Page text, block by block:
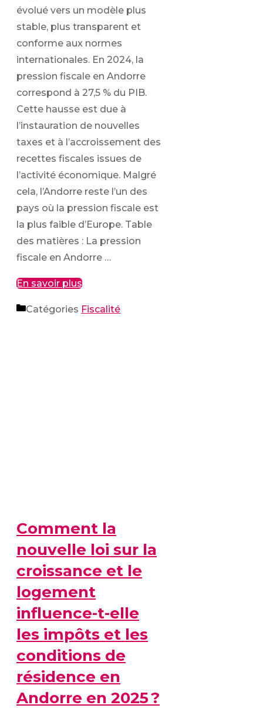
évolué vers un modèle plus
stable, plus transparent et
conforme aux normes
internationales. En 2024, la
pression fiscale en Andorre
correspond à 27,5 % du PIB.
Cette hausse est due à
l’instauration de nouvelles
taxes et à l’accroissement des
recettes fiscales issues de
l’activité économique. Malgré
cela, l’Andorre reste l’un des
pays où la pression fiscale est
la plus faible d’Europe. Table
des matières : La pression
fiscale en Andorre …
En savoir plus
Catégories Fiscalité
Comment la
nouvelle loi sur la
croissance et le
logement
influence-t-elle
les impôts et les
conditions de
résidence en
Andorre en 2025 ?